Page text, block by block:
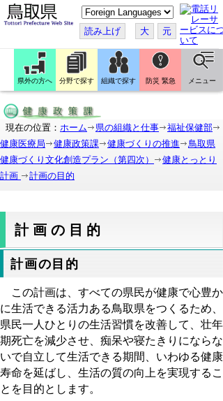
こ
の
ペ
ー
ジ
翻
訳
す
読み上げ 大 元
県外の方へ 分野で探す 組織で探す 防災 緊急 メニュー
現在の位置： ホーム 県の組織と仕事
福祉保健部
健康医療局
健康政策課 健康づくりの推進
鳥取県
健康づくり文化創造プラン（第四次）
健康とっとり
計画
計画の目的
計画の目的
計画の目的
この計画は、すべての県民が健康で心豊か
に生活できる活力ある鳥取県をつくるため、
県民一人ひとりの生活習慣を改善して、壮年
期死亡を減少させ、痴呆や寝たきりにならな
いで自立して生活できる期間、いわゆる健康
寿命を延ばし、生活の質の向上を実現するこ
とを目的とします。